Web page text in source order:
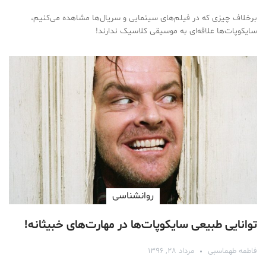
برخلاف چیزی که در فیلم‌های سینمایی و سریال‌ها مشاهده می‌کنیم،
سایکوپات‌ها علاقه‌ای به موسیقی کلاسیک ندارند!
روانشناسی
توانایی طبیعی سایکوپات‌ها در مهارت‌های خبیثانه!
فاطمه طهماسبی مرداد ۲۸, ۱۳۹۶